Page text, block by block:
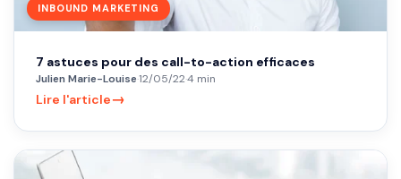
INBOUND MARKETING
7 astuces pour des call-to-action efficaces
Julien Marie-Louise·12/05/22·4 min
Lire l'article→